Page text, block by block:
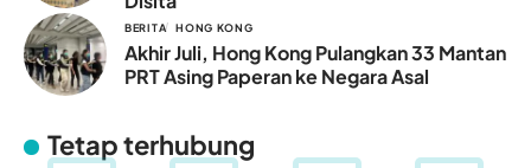
BERITA HONG KONG
Akhir Juli, Hong Kong Pulangkan 33 Mantan
PRT Asing Paperan ke Negara Asal
Tetap terhubung